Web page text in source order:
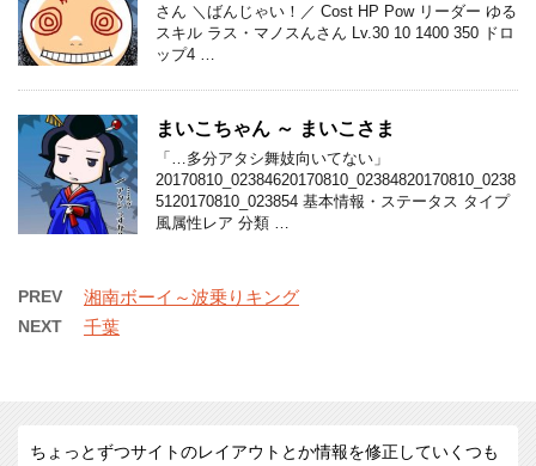
さん ＼ばんじゃい！／ Cost HP Pow リーダー ゆる
スキル ラス・マノスんさん Lv.30 10 1400 350 ドロ
ップ4 …
まいこちゃん ～ まいこさま
「…多分アタシ舞妓向いてない」
20170810_02384620170810_02384820170810_0238
5120170810_023854 基本情報・ステータス タイプ
風属性レア 分類 …
PREV 湘南ボーイ～波乗りキング
NEXT 千葉
ちょっとずつサイトのレイアウトとか情報を修正していくつも